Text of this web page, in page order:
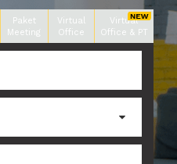
Paket
Meeting
Virtual
Office
Virtual
Office & PT